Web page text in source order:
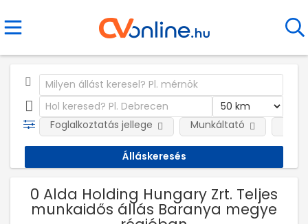
Foglalkoztatás jellege Munkáltató
0 Alda Holding Hungary Zrt. Teljes
munkaidős állás Baranya megye